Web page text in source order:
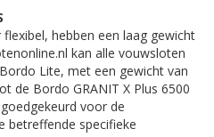
hebben een laag gewicht
kan alle vouwsloten
Lite, met een gewicht van
de Bordo GRANIT X Plus 6500
voor de
betreffende specifieke